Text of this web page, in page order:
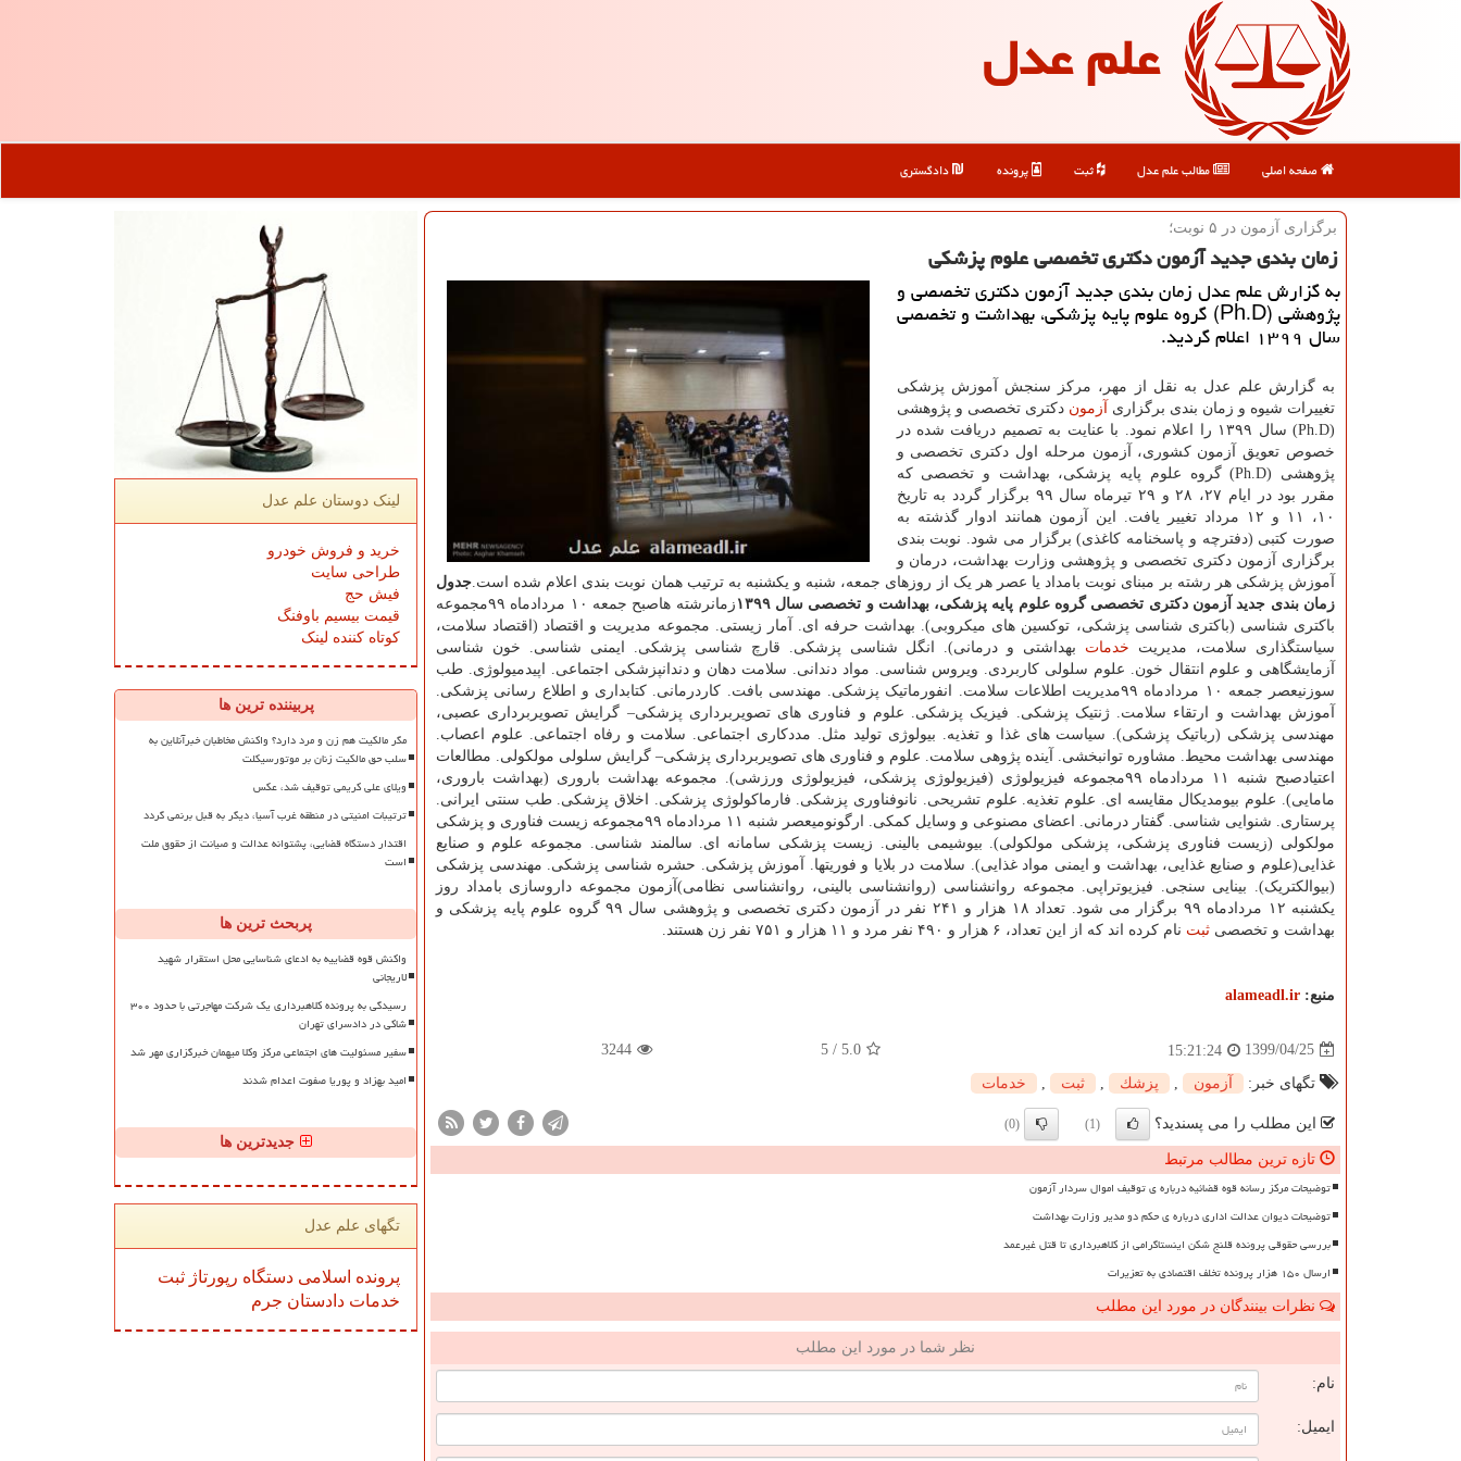
علم عدل
صفحه اصلی مطالب علم عدل ثبت پرونده دادگستری
برگزاری آزمون در ۵ نوبت؛
زمان بندی جدید آزمون دكتری تخصصی علوم پزشكی
به گزارش علم عدل زمان بندی جدید آزمون دكتری تخصصی و
پژوهشی (Ph.D) گروه علوم پایه پزشكی، بهداشت و تخصصی
سال ۱۳۹۹ اعلام گردید.
به گزارش علم عدل به نقل از مهر، مرکز سنجش آموزش پزشکی
تغییرات شیوه و زمان بندی برگزاری
آزمون دکتری تخصصی و پژوهشی
(Ph.D) سال ۱۳۹۹ را اعلام نمود. با عنایت به تصمیم دریافت شده در
خصوص تعویق آزمون کشوری، آزمون مرحله اول دکتری تخصصی و
پژوهشی (Ph.D) گروه علوم پایه پزشکی، بهداشت و تخصصی که
مقرر بود در ایام ۲۷، ۲۸ و ۲۹ تیرماه سال ۹۹ برگزار گردد به تاریخ
۱۰، ۱۱ و ۱۲ مرداد تغییر یافت. این آزمون همانند ادوار گذشته به
صورت کتبی (دفترچه و پاسخنامه کاغذی) برگزار می شود. نوبت بندی
برگزاری آزمون دکتری تخصصی و پژوهشی وزارت بهداشت، درمان و
آموزش پزشکی هر رشته بر مبنای نوبت بامداد یا عصر هر یک از روزهای جمعه، شنبه و یکشنبه به ترتیب همان نوبت بندی اعلام شده است.جدول
زمان بندی جدید آزمون دکتری تخصصی گروه علوم پایه پزشکی، بهداشت و تخصصی سال ۱۳۹۹
زمانرشته هاصبح جمعه ۱۰ مردادماه ۹۹مجموعه
باکتری شناسی (باکتری شناسی پزشکی، توکسین های میکروبی). بهداشت حرفه ای. آمار زیستی. مجموعه مدیریت و اقتصاد (اقتصاد سلامت،
سیاستگذاری سلامت، مدیریت خدمات بهداشتی و درمانی). انگل شناسی پزشکی. قارچ شناسی پزشکی. ایمنی شناسی. خون شناسی
آزمایشگاهی و علوم انتقال خون. علوم سلولی کاربردی. ویروس شناسی. مواد دندانی. سلامت دهان و دندانپزشکی اجتماعی. اپیدمیولوژی. طب
سوزنیعصر جمعه ۱۰ مردادماه ۹۹مدیریت اطلاعات سلامت. انفورماتیک پزشکی. مهندسی بافت. کاردرمانی. کتابداری و اطلاع رسانی پزشکی.
آموزش بهداشت و ارتقاء سلامت. ژنتیک پزشکی. فیزیک پزشکی. علوم و فناوری های تصویربرداری پزشکی– گرایش تصویربرداری عصبی،
مهندسی پزشکی (رباتیک پزشکی). سیاست های غذا و تغذیه. بیولوژی تولید مثل. مددکاری اجتماعی. سلامت و رفاه اجتماعی. علوم اعصاب.
مهندسی بهداشت محیط. مشاوره توانبخشی. آینده پژوهی سلامت. علوم و فناوری های تصویربرداری پزشکی– گرایش سلولی مولکولی. مطالعات
اعتیادصبح شنبه ۱۱ مردادماه ۹۹مجموعه فیزیولوژی (فیزیولوژی پزشکی، فیزیولوژی ورزشی). مجموعه بهداشت باروری (بهداشت باروری،
مامایی). علوم بیومدیکال مقایسه ای. علوم تغذیه. علوم تشریحی. نانوفناوری پزشکی. فارماکولوژی پزشکی. اخلاق پزشکی. طب سنتی ایرانی.
پرستاری. شنوایی شناسی. گفتار درمانی. اعضای مصنوعی و وسایل کمکی. ارگونومیعصر شنبه ۱۱ مردادماه ۹۹مجموعه زیست فناوری و پزشکی
مولکولی (زیست فناوری پزشکی، پزشکی مولکولی). بیوشیمی بالینی. زیست پزشکی سامانه ای. سالمند شناسی. مجموعه علوم و صنایع
غذایی(علوم و صنایع غذایی، بهداشت و ایمنی مواد غذایی). سلامت در بلایا و فوریتها. آموزش پزشکی. حشره شناسی پزشکی. مهندسی پزشکی
(بیوالکتریک). بینایی سنجی. فیزیوتراپی. مجموعه روانشناسی (روانشناسی بالینی، روانشناسی نظامی)آزمون مجموعه داروسازی بامداد روز
یکشنبه ۱۲ مردادماه ۹۹ برگزار می شود. تعداد ۱۸ هزار و ۲۴۱ نفر در آزمون دکتری تخصصی و پژوهشی سال ۹۹ گروه علوم پایه پزشکی و
بهداشت و تخصصی ثبت نام کرده اند که از این تعداد، ۶ هزار و ۴۹۰ نفر مرد و ۱۱ هزار و ۷۵۱ نفر زن هستند.
منبع: alameadl.ir
1399/04/25
15:21:24
5.0
/
5
3244
تگهای خبر: آزمون پزشك ثبت خدمات
این مطلب را می پسندید؟ (1)
(0)
تازه ترین مطالب مرتبط
توضیحات مرکز رسانه قوه قضائیه درباره ی توقیف اموال سردار آزمون
توضیحات دیوان عدالت اداری درباره ی حکم دو مدیر وزارت بهداشت
بررسی حقوقی پرونده قلنج شکن اینستاگرامی از کلاهبرداری تا قتل غیرعمد
ارسال ۱۵۰ هزار پرونده تخلف اقتصادی به تعزیرات
نظرات بینندگان در مورد این مطلب
نظر شما در مورد این مطلب
نام:
ایمیل:
لینک دوستان علم عدل
خرید و فروش خودرو
طراحی سایت
فیش حج
قیمت بیسیم باوفنگ
کوتاه کننده لینک
پربیننده ترین ها
مگر مالکیت هم زن و مرد دارد؟ واکنش مخاطبان خبرآنلاین به
سلب حق مالکیت زنان بر موتورسیکلت
ویلای علی کریمی توقیف شد، عکس
ترتیبات امنیتی در منطقه غرب آسیا، دیگر به قبل برنمی گردد
اقتدار دستگاه قضایی، پشتوانه عدالت و صیانت از حقوق ملت
است
پربحث ترین ها
واکنش قوه قضاییه به ادعای شناسایی محل استقرار شهید
لاریجانی
رسیدگی به پرونده کلاهبرداری یک شرکت مهاجرتی با حدود ۳۰۰
شاکی در دادسرای تهران
سفیر مسئولیت های اجتماعی مرکز وکلا میهمان خبرگزاری مهر شد
امید بهزاد و پوریا صفوت اعدام شدند
جدیدترین ها
تگهای علم عدل
پرونده اسلامی دستگاه رپورتاژ ثبت
خدمات دادستان جرم